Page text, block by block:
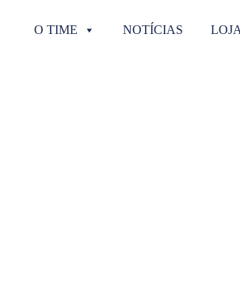
O TIME NOTÍCIAS